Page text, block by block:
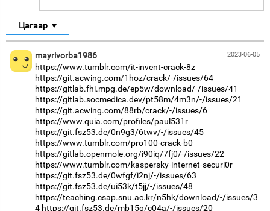
Цагаар
2023-06-05
mayrivorba1986
https://www.tumblr.com/it-invent-crack-8z
https://git.acwing.com/1hoz/crack/-/issues/64
https://gitlab.fhi.mpg.de/ep5w/download/-/issues/41
https://gitlab.socmedica.dev/pt58m/4m3n/-/issues/21
https://git.acwing.com/88rb/crack/-/issues/6
https://www.quia.com/profiles/paul531r
https://git.fsz53.de/0n9g3/6twv/-/issues/45
https://www.tumblr.com/pro100-crack-b0
https://gitlab.openmole.org/i90iq/7fj0/-/issues/22
https://www.tumblr.com/kaspersky-internet-securi0r
https://git.fsz53.de/0wfgf/i2nj/-/issues/63
https://git.fsz53.de/ui53k/t5jj/-/issues/48
https://teaching.csap.snu.ac.kr/n5hk/download/-/issues/3
4 https://git.fsz53.de/mb15g/c04a/-/issues/20